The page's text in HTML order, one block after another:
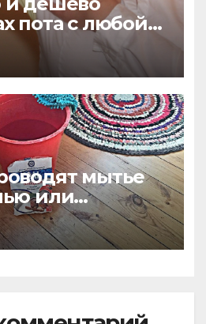
пота с любой
мытье
или
невероятное